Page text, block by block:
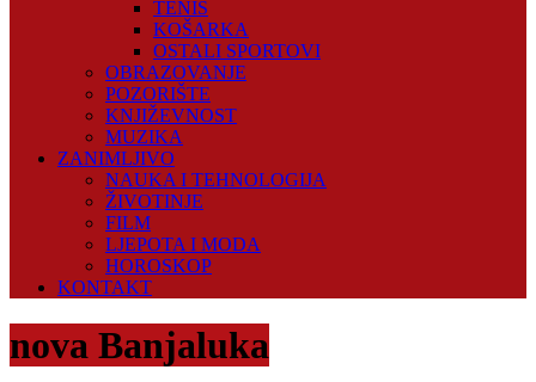
TENIS
KOŠARKA
OSTALI SPORTOVI
OBRAZOVANJE
POZORIŠTE
KNJIŽEVNOST
MUZIKA
ZANIMLJIVO
NAUKA I TEHNOLOGIJA
ŽIVOTINJE
FILM
LJEPOTA I MODA
HOROSKOP
KONTAKT
nova Banjaluka